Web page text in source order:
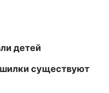
детей
существуют